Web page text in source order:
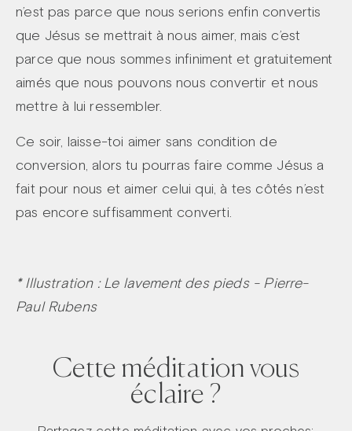
n’est pas parce que nous serions enfin convertis
que Jésus se mettrait à nous aimer, mais c’est
parce que nous sommes infiniment et gratuitement
aimés que nous pouvons nous convertir et nous
mettre à lui ressembler.
Ce soir, laisse-toi aimer sans condition de
conversion, alors tu pourras faire comme Jésus a
fait pour nous et aimer celui qui, à tes côtés n’est
pas encore suffisamment converti.
* Illustration : Le lavement des pieds - Pierre-
Paul Rubens
Cette méditation vous
éclaire ?